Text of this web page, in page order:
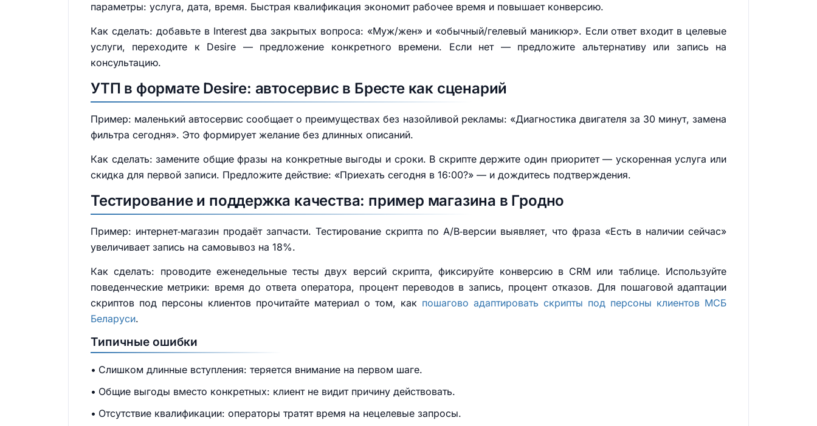
параметры: услуга, дата, время. Быстрая квалификация экономит рабочее время и повышает конверсию.
Как сделать: добавьте в Interest два закрытых вопроса: «Муж/жен» и «обычный/гелевый маникюр». Если ответ входит в целевые
услуги, переходите к Desire — предложение конкретного времени. Если нет — предложите альтернативу или запись на
консультацию.
УТП в формате Desire: автосервис в Бресте как сценарий
Пример: маленький автосервис сообщает о преимуществах без назойливой рекламы: «Диагностика двигателя за 30 минут, замена
фильтра сегодня». Это формирует желание без длинных описаний.
Как сделать: замените общие фразы на конкретные выгоды и сроки. В скрипте держите один приоритет — ускоренная услуга или
скидка для первой записи. Предложите действие: «Приехать сегодня в 16:00?» — и дождитесь подтверждения.
Тестирование и поддержка качества: пример магазина в Гродно
Пример: интернет‑магазин продаёт запчасти. Тестирование скрипта по A/B‑версии выявляет, что фраза «Есть в наличии сейчас»
увеличивает запись на самовывоз на 18%.
Как сделать: проводите еженедельные тесты двух версий скрипта, фиксируйте конверсию в CRM или таблице. Используйте
поведенческие метрики: время до ответа оператора, процент переводов в запись, процент отказов. Для пошаговой адаптации
скриптов под персоны клиентов прочитайте материал о том, как пошагово адаптировать скрипты под персоны клиентов МСБ
Беларуси.
Типичные ошибки
Слишком длинные вступления: теряется внимание на первом шаге.
Общие выгоды вместо конкретных: клиент не видит причину действовать.
Отсутствие квалификации: операторы тратят время на нецелевые запросы.